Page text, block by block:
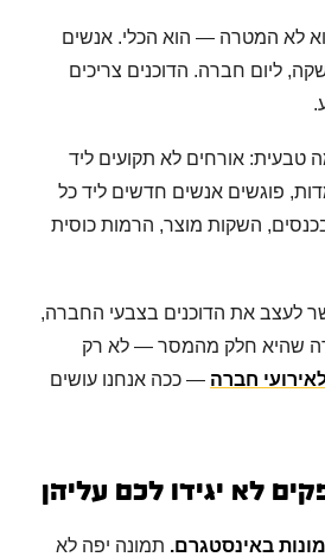
לא המטרה — הוא הכלי. אנשים
ליום חברה. הדוכנים צריכים
טבעית: אורחים לא תקועים ליד
פוגשים אנשים חדשים ליד כל
השקות מוצר, הרמות כוסית
לעצב את הדוכנים בצבעי החברה,
שהיא חלק מהמסר — לא רק
לאירועי חברה — ככה אנחנו עושים
באינסטגרם. תמונה יפה לא